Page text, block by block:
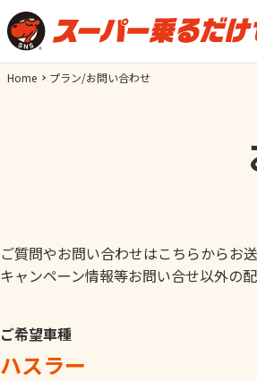
Home プラン/お問い合わせ
ご質問やお問い合わせはこちらからお
キャンペーン情報等お問い合せ以外の
ご希望車種
ハスラー